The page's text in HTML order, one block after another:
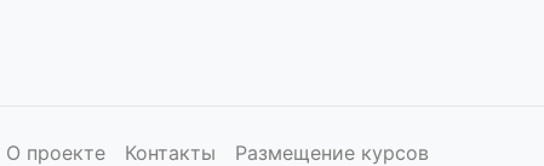
О проекте Контакты Размещение курсов